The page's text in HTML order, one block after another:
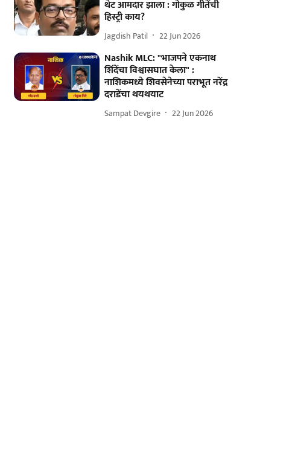
थेट आमदार झाला : गोकुळ गीतेंची
हिस्ट्री काय?
Jagdish Patil 22 Jun 2026
Nashik MLC: "भाजपने एकनाथ
शिंदेंचा विश्वासघात केला" :
नाशिकमध्ये शिवसेनेच्या पराभूत नरेंद्र
दराडेंचा थयथयाट
Sampat Devgire 22 Jun 2026